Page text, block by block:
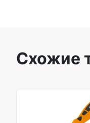
Схожие